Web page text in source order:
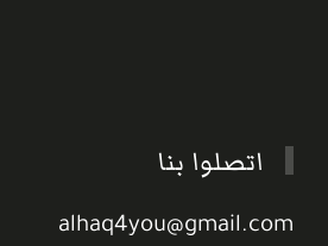
اتصلوا بنا
alhaq4you@gmail.com